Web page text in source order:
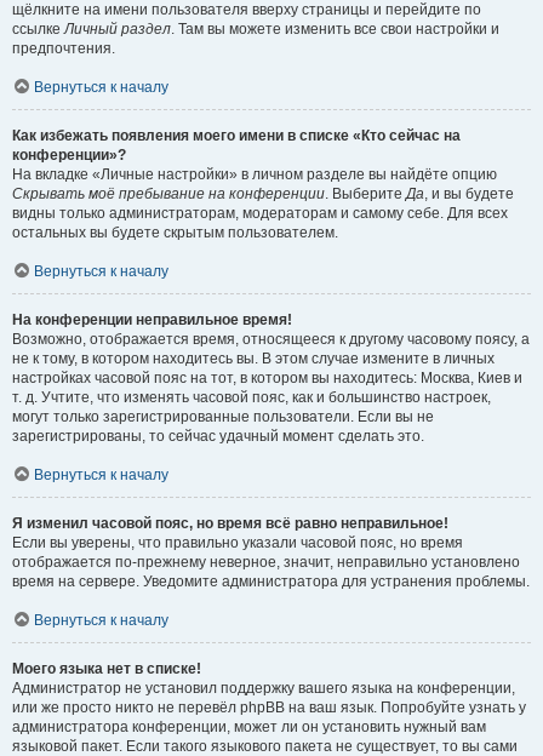
щёлкните на имени пользователя вверху страницы и перейдите по
ссылкеЛичный раздел. Там вы можете изменить все свои настройки и
предпочтения.
Вернуться к началу
Как избежать появления моего имени в списке «Кто сейчас на
конференции»?
На вкладке «Личные настройки» в личном разделе вы найдёте опцию
Скрывать моё пребывание на конференции. ВыберитеДа, и вы будете
видны только администраторам, модераторам и самому себе. Для всех
остальных вы будете скрытым пользователем.
Вернуться к началу
На конференции неправильное время!
Возможно, отображается время, относящееся к другому часовому поясу, а
не к тому, в котором находитесь вы. В этом случае измените в личных
настройках часовой пояс на тот, в котором вы находитесь: Москва, Киев и
т. д. Учтите, что изменять часовой пояс, как и большинство настроек,
могут только зарегистрированные пользователи. Если вы не
зарегистрированы, то сейчас удачный момент сделать это.
Вернуться к началу
Я изменил часовой пояс, но время всё равно неправильное!
Если вы уверены, что правильно указали часовой пояс, но время
отображается по-прежнему неверное, значит, неправильно установлено
время на сервере. Уведомите администратора для устранения проблемы.
Вернуться к началу
Моего языка нет в списке!
Администратор не установил поддержку вашего языка на конференции,
или же просто никто не перевёл phpBB на ваш язык. Попробуйте узнать у
администратора конференции, может ли он установить нужный вам
языковой пакет. Если такого языкового пакета не существует, то вы сами